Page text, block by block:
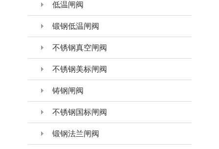
低温闸阀
锻钢低温闸阀
不锈钢真空闸阀
不锈钢美标闸阀
铸钢闸阀
不锈钢国标闸阀
锻钢法兰闸阀